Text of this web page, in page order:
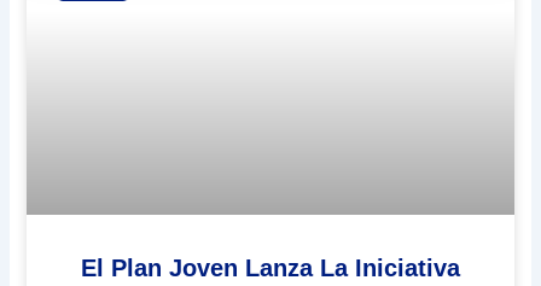
El Plan Joven Lanza La Iniciativa